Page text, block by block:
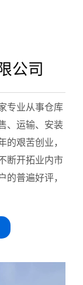
公司
专业从事仓库
、运输、安装
的艰苦创业，
断开拓业内市
的普遍好评，